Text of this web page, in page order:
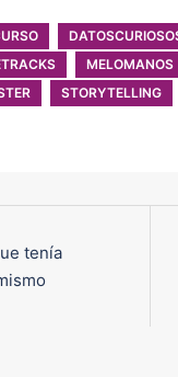
MELOMANOS
STORYTELLING
tenía